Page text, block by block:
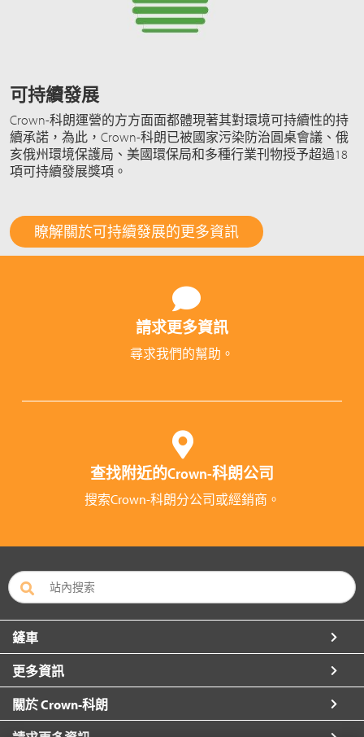
可持續發展
Crown-科朗運營的方方面面都體現著其對環境可持續性的持
續承諾，為此，Crown-科朗已被國家污染防治圓桌會議、俄
亥俄州環境保護局、美國環保局和多種行業刊物授予超過18
項可持續發展獎項。
瞭解關於可持續發展的更多資訊
請求更多資訊
尋求我們的幫助。
查找附近的Crown-科朗公司
搜索Crown-科朗分公司或經銷商。
鏟車
更多資訊
關於 Crown-科朗